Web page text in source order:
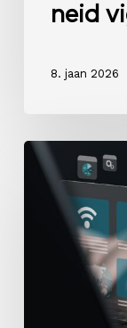
neid
8. jaan 2026
Kuidas
reklaamid
päriselt
toimivad